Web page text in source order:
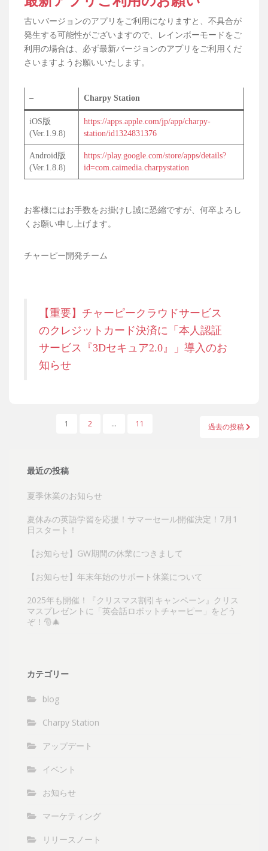
古いバージョンのアプリをご利用になりますと、不具合が
発生する可能性がございますので、レインボーモードをご
利用の場合は、必ず最新バージョンのアプリをご利用くだ
さいますようお願いいたします。
– Charpy Station
iOS版
(Ver.1.9.8)
https://apps.apple.com/jp/app/charpy-
station/id1324831376
Android版
(Ver.1.8.8)
https://play.google.com/store/apps/details?
id=com.caimedia.charpystation
お客様にはお手数をお掛けし誠に恐縮ですが、何卒よろし
くお願い申し上げます。
チャーピー開発チーム
【重要】チャーピークラウドサービス
のクレジットカード決済に「本人認証
サービス『3Dセキュア2.0』」導入のお
知らせ
1 2 … 11 過去の投稿
最近の投稿
夏季休業のお知らせ
夏休みの英語学習を応援！サマーセール開催決定！7月1
日スタート！
【お知らせ】GW期間の休業につきまして
【お知らせ】年末年始のサポート休業について
2025年も開催！『クリスマス割引キャンペーン』クリス
マスプレゼントに「英会話ロボットチャーピー」をどう
ぞ！🎅🎄
カテゴリー
blog
Charpy Station
アップデート
イベント
お知らせ
マーケティング
リリースノート